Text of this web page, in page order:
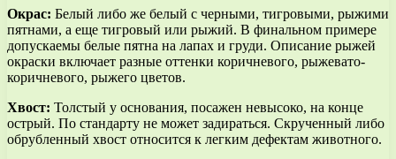
Окрас: Белый либо же белый с черными, тигровыми, рыжими
пятнами, а еще тигровый или рыжий. В финальном примере
допускаемы белые пятна на лапах и груди. Описание рыжей
окраски включает разные оттенки коричневого, рыжевато-
коричневого, рыжего цветов.
Хвост: Толстый у основания, посажен невысоко, на конце
острый. По стандарту не может задираться. Скрученный либо
обрубленный хвост относится к легким дефектам животного.